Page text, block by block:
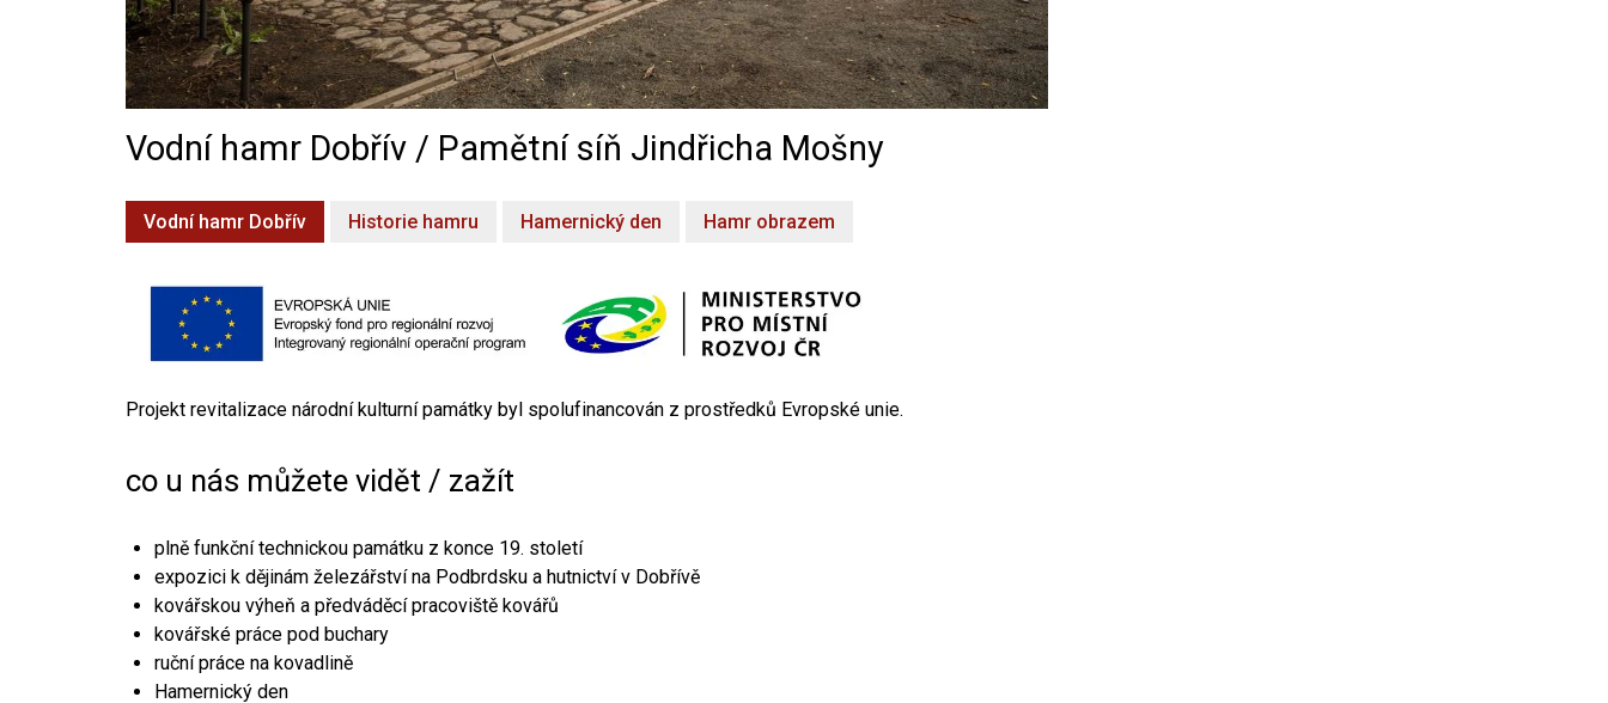
Vodní hamr Dobřív / Pamětní síň Jindřicha Mošny
Vodní hamr Dobřív Historie hamru Hamernický den Hamr obrazem
Projekt revitalizace národní kulturní památky byl spolufinancován z prostředků Evropské unie.
co u nás můžete vidět / zažít
plně funkční technickou památku z konce 19. století
expozici k dějinám železářství na Podbrdsku a hutnictví v Dobřívě
kovářskou výheň a předváděcí pracoviště kovářů
kovářské práce pod buchary
ruční práce na kovadlině
Hamernický den